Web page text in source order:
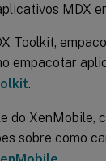
MDX
Toolkit,
empacotar
.
do XenMobile,
sobre como